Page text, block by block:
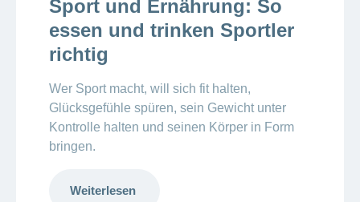
Sport und Ernährung: So
essen und trinken Sportler
richtig
Wer Sport macht, will sich fit halten,
Glücksgefühle spüren, sein Gewicht unter
Kontrolle halten und seinen Körper in Form
bringen.
Weiterlesen